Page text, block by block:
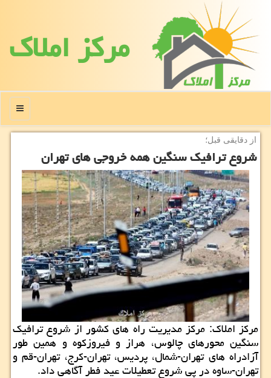
مركز املاك
منو
از دقایقی قبل؛
شروع ترافیک سنگین همه خروجی های تهران
مرکز املاک: مرکز مدیریت راه های کشور از شروع ترافیک
سنگین محورهای چالوس، هراز و فیروزکوه و همین طور
آزادراه های تهران-شمال، پردیس، تهران-کرج، تهران-قم و
تهران-ساوه در پی شروع تعطیلات عید فطر آگاهی داد.